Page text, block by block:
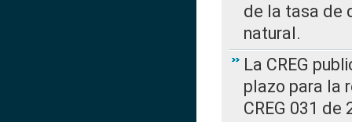
de la tasa de
natural.
La CREG
plazo para la
CREG 031 de